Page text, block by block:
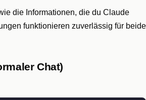
die Informationen, die du Claude
funktionieren zuverlässig für beide
Chat)